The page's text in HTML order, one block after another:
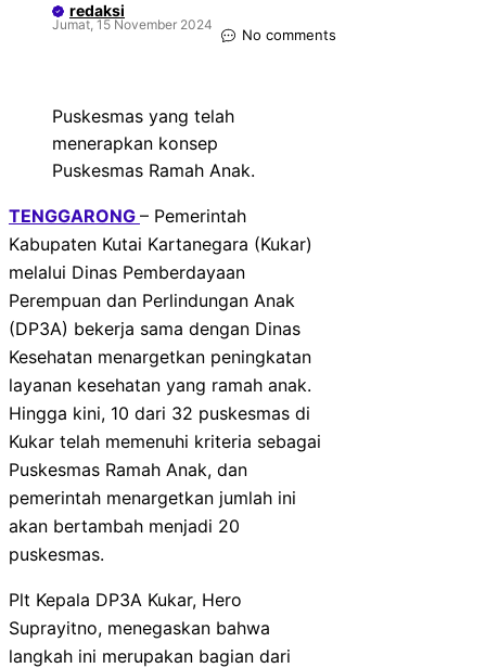
redaksi
Jumat, 15 November 2024
No comments
Puskesmas yang telah
menerapkan konsep
Puskesmas Ramah Anak.
TENGGARONG – Pemerintah
Kabupaten Kutai Kartanegara (Kukar)
melalui Dinas Pemberdayaan
Perempuan dan Perlindungan Anak
(DP3A) bekerja sama dengan Dinas
Kesehatan menargetkan peningkatan
layanan kesehatan yang ramah anak.
Hingga kini, 10 dari 32 puskesmas di
Kukar telah memenuhi kriteria sebagai
Puskesmas Ramah Anak, dan
pemerintah menargetkan jumlah ini
akan bertambah menjadi 20
puskesmas.
Plt Kepala DP3A Kukar, Hero
Suprayitno, menegaskan bahwa
langkah ini merupakan bagian dari